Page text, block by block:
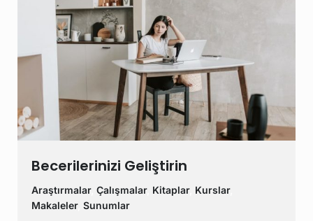
Becerilerinizi Geliştirin
Araştırmalar, Çalışmalar, Kitaplar, Kurslar,
Makaleler, Sunumlar